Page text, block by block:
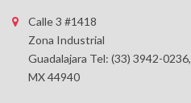
Calle 3 #1418
Zona Industrial
Guadalajara Tel: (33) 3942-0236,
MX 44940